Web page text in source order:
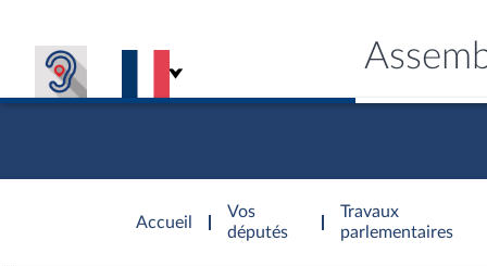
Accueil
d'accueil
Vos
députés
Travaux
parlementaires